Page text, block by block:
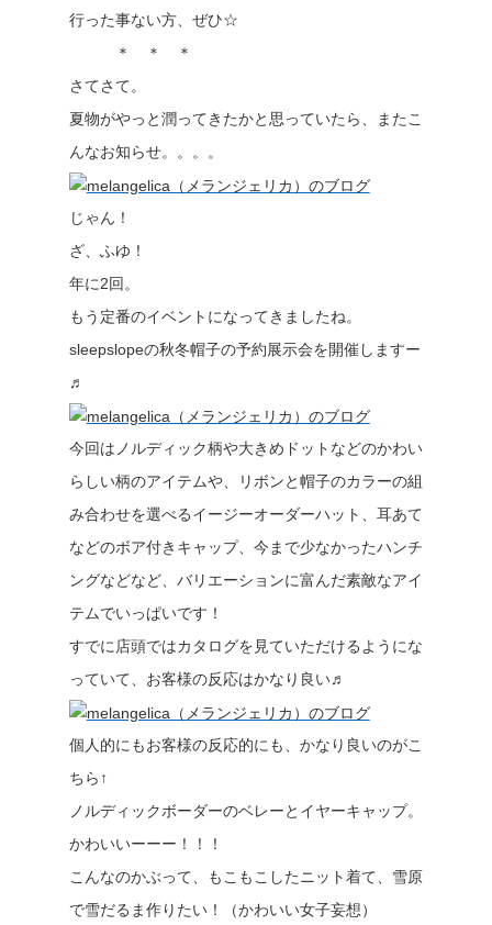
行った事ない方、ぜひ☆
＊ ＊ ＊
さてさて。
夏物がやっと潤ってきたかと思っていたら、またこ
んなお知らせ。。。。
じゃん！
ざ、ふゆ！
年に2回。
もう定番のイベントになってきましたね。
sleepslopeの秋冬帽子の予約展示会を開催しますー
♬
今回はノルディック柄や大きめドットなどのかわい
らしい柄のアイテムや、リボンと帽子のカラーの組
み合わせを選べるイージーオーダーハット、耳あて
などのボア付きキャップ、今まで少なかったハンチ
ングなどなど、バリエーションに富んだ素敵なアイ
テムでいっぱいです！
すでに店頭ではカタログを見ていただけるようにな
っていて、お客様の反応はかなり良い♬
個人的にもお客様の反応的にも、かなり良いのがこ
ちら↑
ノルディックボーダーのベレーとイヤーキャップ。
かわいいーーー！！！
こんなのかぶって、もこもこしたニット着て、雪原
で雪だるま作りたい！（かわいい女子妄想）